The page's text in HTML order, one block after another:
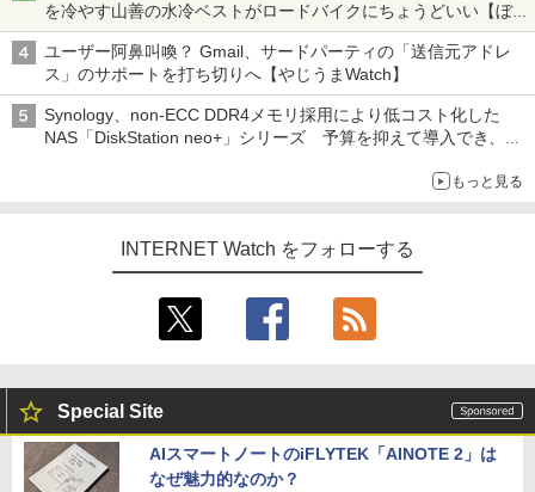
を冷やす山善の水冷ベストがロードバイクにちょうどいい【ぼっ
ち・ざ・ろーど！その14】【空いた時間でなにしてる？】
ユーザー阿鼻叫喚？ Gmail、サードパーティの「送信元アドレ
ス」のサポートを打ち切りへ【やじうまWatch】
Synology、non-ECC DDR4メモリ採用により低コスト化した
NAS「DiskStation neo+」シリーズ 予算を抑えて導入でき、
もっと見る
INTERNET Watch をフォローする
Special Site
AIスマートノートのiFLYTEK「AINOTE 2」は
なぜ魅力的なのか？